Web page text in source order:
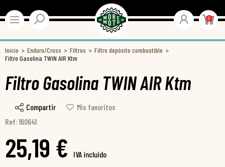
0
Inicio Enduro/Cross Filtros
Filtro depósito combustible
Filtro Gasolina TWIN AIR Ktm
Filtro Gasolina TWIN AIR Ktm
Compartir
Mis favoritos
Ref: 160641
25,19 € IVA incluido